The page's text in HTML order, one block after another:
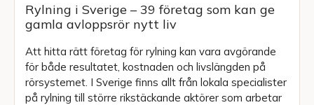
Rylning i Sverige – 39 företag som kan ge
gamla avloppsrör nytt liv
Att hitta rätt företag för rylning kan vara avgörande
för både resultatet, kostnaden och livslängden på
rörsystemet. I Sverige finns allt från lokala specialister
på rylning till större rikstäckande aktörer som arbetar